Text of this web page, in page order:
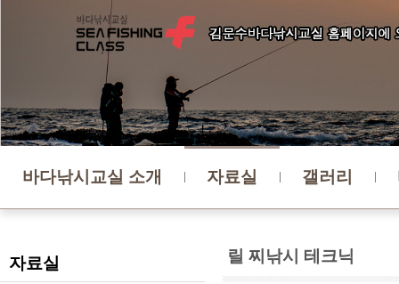
바다낚시교실 소개 자료실 갤러리
릴 찌낚시 테크닉
자료실